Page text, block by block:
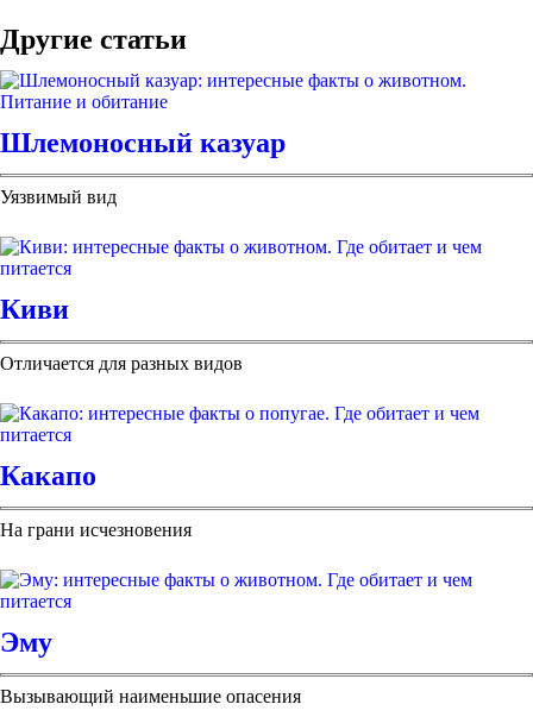
Другие статьи
Шлемоносный казуар
Уязвимый вид
Киви
Отличается для разных видов
Какапо
На грани исчезновения
Эму
Вызывающий наименьшие опасения